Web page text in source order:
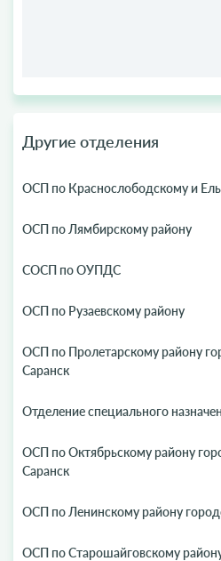
Другие отделения
ОСП по Краснослободскому и
ОСП по Лямбирскому району
СОСП по ОУПДС
ОСП по Рузаевскому району
ОСП по Пролетарскому району
Саранск
Отделение специального
ОСП по Октябрьскому району
Саранск
ОСП по Ленинскому району
ОСП по Старошайговскому